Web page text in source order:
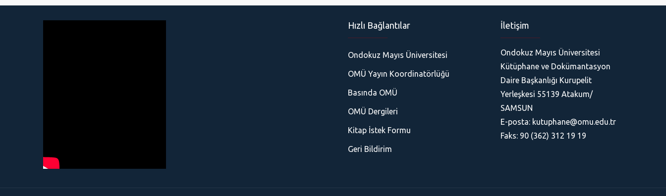
Hızlı Bağlantılar
Ondokuz Mayıs Üniversitesi
OMÜ Yayın Koordinatörlüğü
Basında OMÜ
OMÜ Dergileri
Kitap İstek Formu
Geri Bildirim
İletişim
Ondokuz Mayıs Üniversitesi
Kütüphane ve Dokümantasyon
Daire Başkanlığı Kurupelit
Yerleşkesi 55139 Atakum/
SAMSUN
E-posta: kutuphane@omu.edu.tr
Faks: 90 (362) 312 19 19